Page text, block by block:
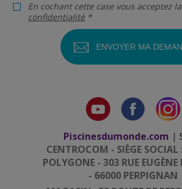
En cochant cette case vous acceptez la
confidentialité*
Piscinesdumonde.com |
CENTROCOM - SIÈGE SOCIAL
POLYGONE - 303 RUE
- 66000 PERPIGNAN